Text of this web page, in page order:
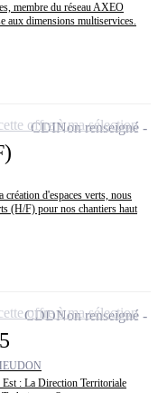
membre du réseau AXEO
aux dimensions multiservices.
création d'espaces verts, nous
(H/F) pour nos chantiers haut
CDINon renseigné
offre à ma sélection
: La Direction Territoriale
CDDNon renseigné
offre à ma sélection